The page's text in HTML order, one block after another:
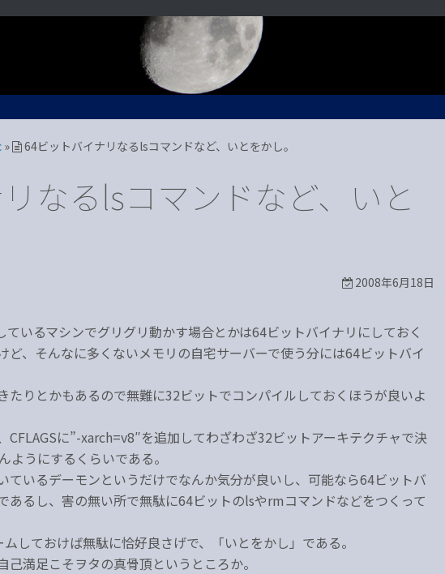
» 64ビットバイナリなるlsコマンドなど、いとをかし。
なるlsコマンドなど、いと
2008年6月18日
いるマシンでグリグリ動かす場合とかは64ビットバイナリにしておく
ど、そんなに多くないメモリの自宅サーバーで使う分には64ビットバイ
たりとかもあるので無難に32ビットでコンパイルしておくほうが良いよ
CFLAGSに”-xarch=v8″を追加してわざわざ32ビットアーキテクチャで決
うにするくらいである。
ているデーモンというだけでなんか気分が良いし、可能なら64ビットバ
あるし、害の無い所で無駄に64ビットのlsやrmコマンドなどをつくって
しておけば無駄に恰好良さげで、「いとをかし」である。
満足こそヲタの真骨頂というところか。